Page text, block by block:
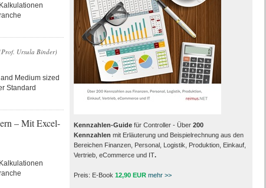
Ursula Binder)
Medium sized
Standard
– Mit Excel-
Kennzahlen-Guidefür Controller - Über 200
Kennzahlen mit Erläuterung und Beispielrechnung aus den
Bereichen Finanzen, Personal, Logistik, Produktion, Einkauf,
Vertrieb, eCommerce und IT.
Preis: E-Book 12,90 EUR mehr >>